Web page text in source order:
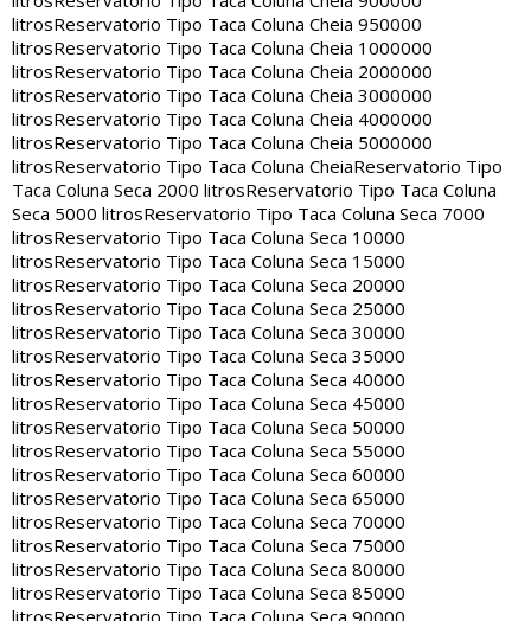
litrosReservatorio Tipo Taca Coluna Cheia 950000
litrosReservatorio Tipo Taca Coluna Cheia 1000000
litrosReservatorio Tipo Taca Coluna Cheia 2000000
litrosReservatorio Tipo Taca Coluna Cheia 3000000
litrosReservatorio Tipo Taca Coluna Cheia 4000000
litrosReservatorio Tipo Taca Coluna Cheia 5000000
litrosReservatorio Tipo Taca Coluna CheiaReservatorio Tipo
Taca Coluna Seca 2000 litrosReservatorio Tipo Taca Coluna
Seca 5000 litrosReservatorio Tipo Taca Coluna Seca 7000
litrosReservatorio Tipo Taca Coluna Seca 10000
litrosReservatorio Tipo Taca Coluna Seca 15000
litrosReservatorio Tipo Taca Coluna Seca 20000
litrosReservatorio Tipo Taca Coluna Seca 25000
litrosReservatorio Tipo Taca Coluna Seca 30000
litrosReservatorio Tipo Taca Coluna Seca 35000
litrosReservatorio Tipo Taca Coluna Seca 40000
litrosReservatorio Tipo Taca Coluna Seca 45000
litrosReservatorio Tipo Taca Coluna Seca 50000
litrosReservatorio Tipo Taca Coluna Seca 55000
litrosReservatorio Tipo Taca Coluna Seca 60000
litrosReservatorio Tipo Taca Coluna Seca 65000
litrosReservatorio Tipo Taca Coluna Seca 70000
litrosReservatorio Tipo Taca Coluna Seca 75000
litrosReservatorio Tipo Taca Coluna Seca 80000
litrosReservatorio Tipo Taca Coluna Seca 85000